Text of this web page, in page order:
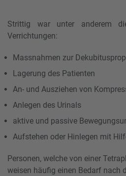
Strittig war unter anderem
Verrichtungen:
Massnahmen zur
Lagerung des Patienten
An- und Ausziehen von
Anlegen des Urinals
aktive und passive
Aufstehen oder Hinlegen mit
Personen, welche von einer
weisen häufig einen Bedarf nach